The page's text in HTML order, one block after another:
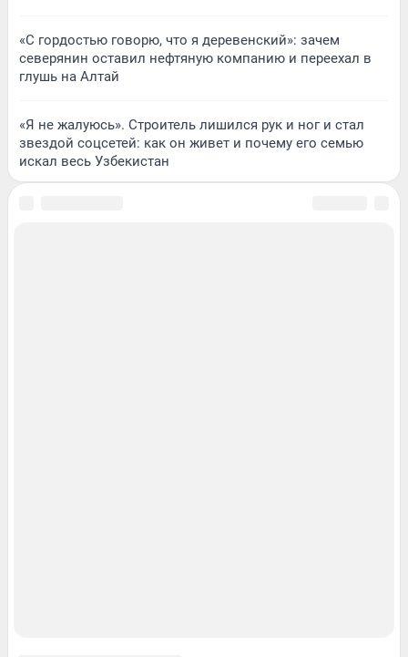
«С гордостью говорю, что я деревенский»: зачем
северянин оставил нефтяную компанию и переехал в
глушь на Алтай
«Я не жалуюсь». Строитель лишился рук и ног и стал
звездой соцсетей: как он живет и почему его семью
искал весь Узбекистан